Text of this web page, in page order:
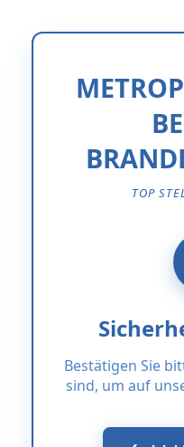
TOP
Bestätigen Sie
sind, um auf